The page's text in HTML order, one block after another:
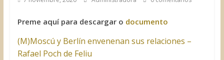
Preme aquí para descargar o documento
(M)Moscú y Berlín envenenan sus relaciones –
Rafael Poch de Feliu